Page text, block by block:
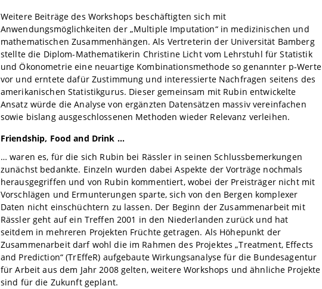
Weitere Beiträge des Workshops beschäftigten sich mit
Anwendungsmöglichkeiten der „Multiple Imputation“ in medizinischen und
mathematischen Zusammenhängen. Als Vertreterin der Universität Bamberg
stellte die Diplom-Mathematikerin Christine Licht vom Lehrstuhl für Statistik
und Ökonometrie eine neuartige Kombinationsmethode so genannter p-Werte
vor und erntete dafür Zustimmung und interessierte Nachfragen seitens des
amerikanischen Statistikgurus. Dieser gemeinsam mit Rubin entwickelte
Ansatz würde die Analyse von ergänzten Datensätzen massiv vereinfachen
sowie bislang ausgeschlossenen Methoden wieder Relevanz verleihen.
Friendship, Food and Drink ...
… waren es, für die sich Rubin bei Rässler in seinen Schlussbemerkungen
zunächst bedankte. Einzeln wurden dabei Aspekte der Vorträge nochmals
herausgegriffen und von Rubin kommentiert, wobei der Preisträger nicht mit
Vorschlägen und Ermunterungen sparte, sich von den Bergen komplexer
Daten nicht einschüchtern zu lassen. Der Beginn der Zusammenarbeit mit
Rässler geht auf ein Treffen 2001 in den Niederlanden zurück und hat
seitdem in mehreren Projekten Früchte getragen. Als Höhepunkt der
Zusammenarbeit darf wohl die im Rahmen des Projektes „Treatment, Effects
and Prediction“ (TrEffeR) aufgebaute Wirkungsanalyse für die Bundesagentur
für Arbeit aus dem Jahr 2008 gelten, weitere Workshops und ähnliche Projekte
sind für die Zukunft geplant.